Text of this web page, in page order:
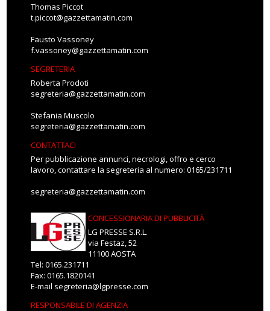
Thomas Piccot
t.piccot@gazzettamatin.com
Fausto Vassoney
f.vassoney@gazzettamatin.com
SEGRETERIA
Roberta Prodoti
segreteria@gazzettamatin.com
Stefania Muscolo
segreteria@gazzettamatin.com
CONTATTACI
Per pubblicazione annunci, necrologi, offro e cerco
lavoro, contattare la segreteria al numero: 0165/231711
segreteria@gazzettamatin.com
CONCESSIONARIA DI PUBBLICITÀ
LG PRESSE S.R.L.
via Festaz, 52
11100 AOSTA
Tel: 0165.231711
Fax: 0165.1820141
E-mail segreteria@lgpresse.com
RESPONSABILE DI AGENZIA